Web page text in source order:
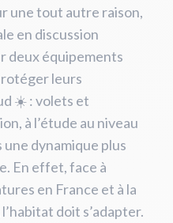
une tout autre raison,
en discussion
deux équipements
leurs
☀️ : volets et
à l’étude au niveau
dynamique plus
En effet, face à
en France et à la
doit s’adapter.